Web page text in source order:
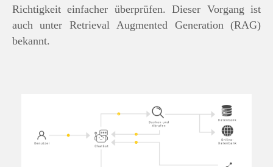
Richtigkeit einfacher überprüfen. Dieser Vorgang ist
auch unter Retrieval Augmented Generation (RAG)
bekannt.